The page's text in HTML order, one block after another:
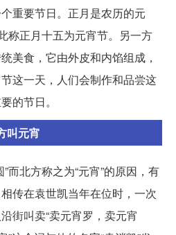
重要节日。正月是农历的元
称正月十五为元宵节。另一方
美食，它由外皮和内馅组成，
这一天，人们会制作和品尝这
的节日。
叫元宵
而北方称之为“元宵”的原因，有
传在袁世凯当年在位时，一次
街叫卖“卖元宵罗，卖元宵